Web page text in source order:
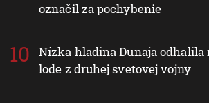
označil za pochybenie
Nízka hladina Dunaja
lode z druhej svetovej vojny